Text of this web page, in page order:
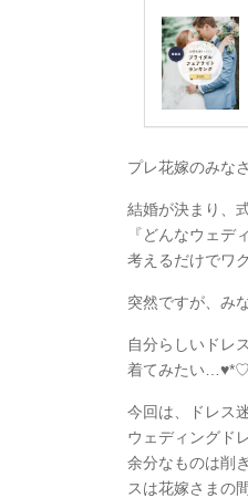
プレ花嫁のみな
結婚が決まり、
『どんなウェ
考えるだけでワ
突然ですが、み
自分らしいドレ
着てみたい…♥*♡
今回は、ドレス
ウェディングド
余分なものは削
スは花嫁さまの